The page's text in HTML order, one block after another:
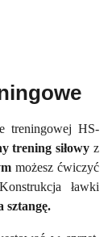
treningowej HS-
trening siłowy z
możesz ćwiczyć
ławki
sztangę.